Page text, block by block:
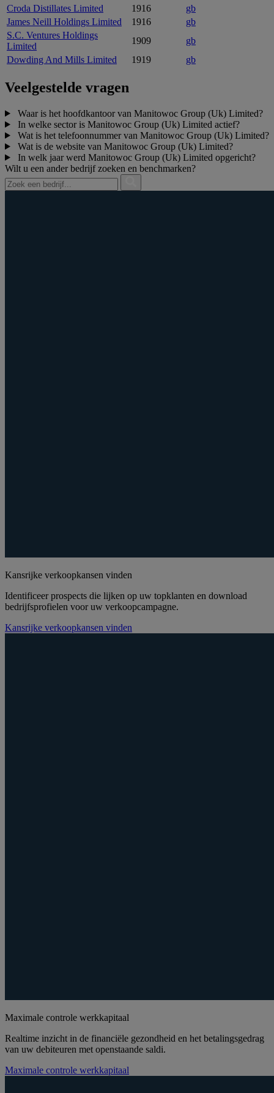
Croda Distillates Limited
1916
gb
James Neill Holdings Limited
1916
gb
S.C. Ventures Holdings
Limited
1909
gb
Dowding And Mills Limited
1919 gb
Veelgestelde vragen
Waar is het hoofdkantoor van Manitowoc Group (Uk) Limited?
In welke sector is Manitowoc Group (Uk) Limited actief?
Wat is het telefoonnummer van Manitowoc Group (Uk) Limited?
Wat is de website van Manitowoc Group (Uk) Limited?
In welk jaar werd Manitowoc Group (Uk) Limited opgericht?
Wilt u een ander bedrijf zoeken en benchmarken?
Kansrijke verkoopkansen vinden
Identificeer prospects die lijken op uw topklanten en download
bedrijfsprofielen voor uw verkoopcampagne.
Kansrijke verkoopkansen vinden
Maximale controle werkkapitaal
Realtime inzicht in de financiële gezondheid en het betalingsgedrag
van uw debiteuren met openstaande saldi.
Maximale controle werkkapitaal